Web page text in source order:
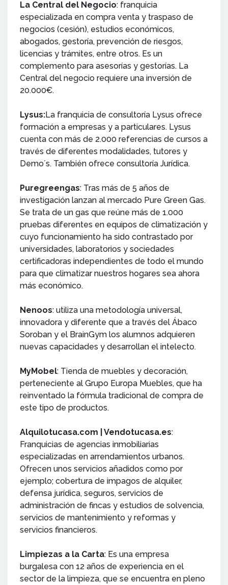
La Central del Negocio: franquicia
especializada en compra venta y traspaso de
negocios (cesión), estudios económicos,
abogados, gestoría, prevención de riesgos,
licencias y trámites, entre otros. Es un
complemento para asesorías y gestorías. La
Central del negocio requiere una inversión de
20.000€.
Lysus:La franquicia de consultoría Lysus ofrece
formación a empresas y a particulares. Lysus
cuenta con más de 2.000 referencias de cursos a
través de diferentes modalidades, tutores y
Demo´s. También ofrece consultoría Jurídica.
Puregreengas: Tras más de 5 años de
investigación lanzan al mercado Pure Green Gas.
Se trata de un gas que reúne más de 1.000
pruebas diferentes en equipos de climatización y
cuyo funcionamiento ha sido contrastado por
universidades, laboratorios y sociedades
certificadoras independientes de todo el mundo
para que climatizar nuestros hogares sea ahora
más económico.
Nenoos: utiliza una metodología universal,
innovadora y diferente que a través del Ábaco
Soroban y el BrainGym los alumnos adquieren
nuevas capacidades y desarrollan el intelecto.
MyMobel: Tienda de muebles y decoración,
perteneciente al Grupo Europa Muebles, que ha
reinventado la fórmula tradicional de compra de
este tipo de productos.
Alquilotucasa.com | Vendotucasa.es:
Franquicias de agencias inmobiliarias
especializadas en arrendamientos urbanos.
Ofrecen unos servicios añadidos como por
ejemplo; cobertura de impagos de alquiler,
defensa jurídica, seguros, servicios de
administración de fincas y estudios de solvencia,
servicios de mantenimiento y reformas y
servicios financieros.
Limpiezas a la Carta: Es una empresa
burgalesa con 12 años de experiencia en el
sector de la limpieza, que se encuentra en pleno